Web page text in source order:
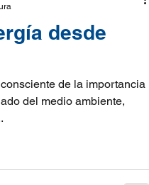
desde
de la importancia
del medio ambiente,